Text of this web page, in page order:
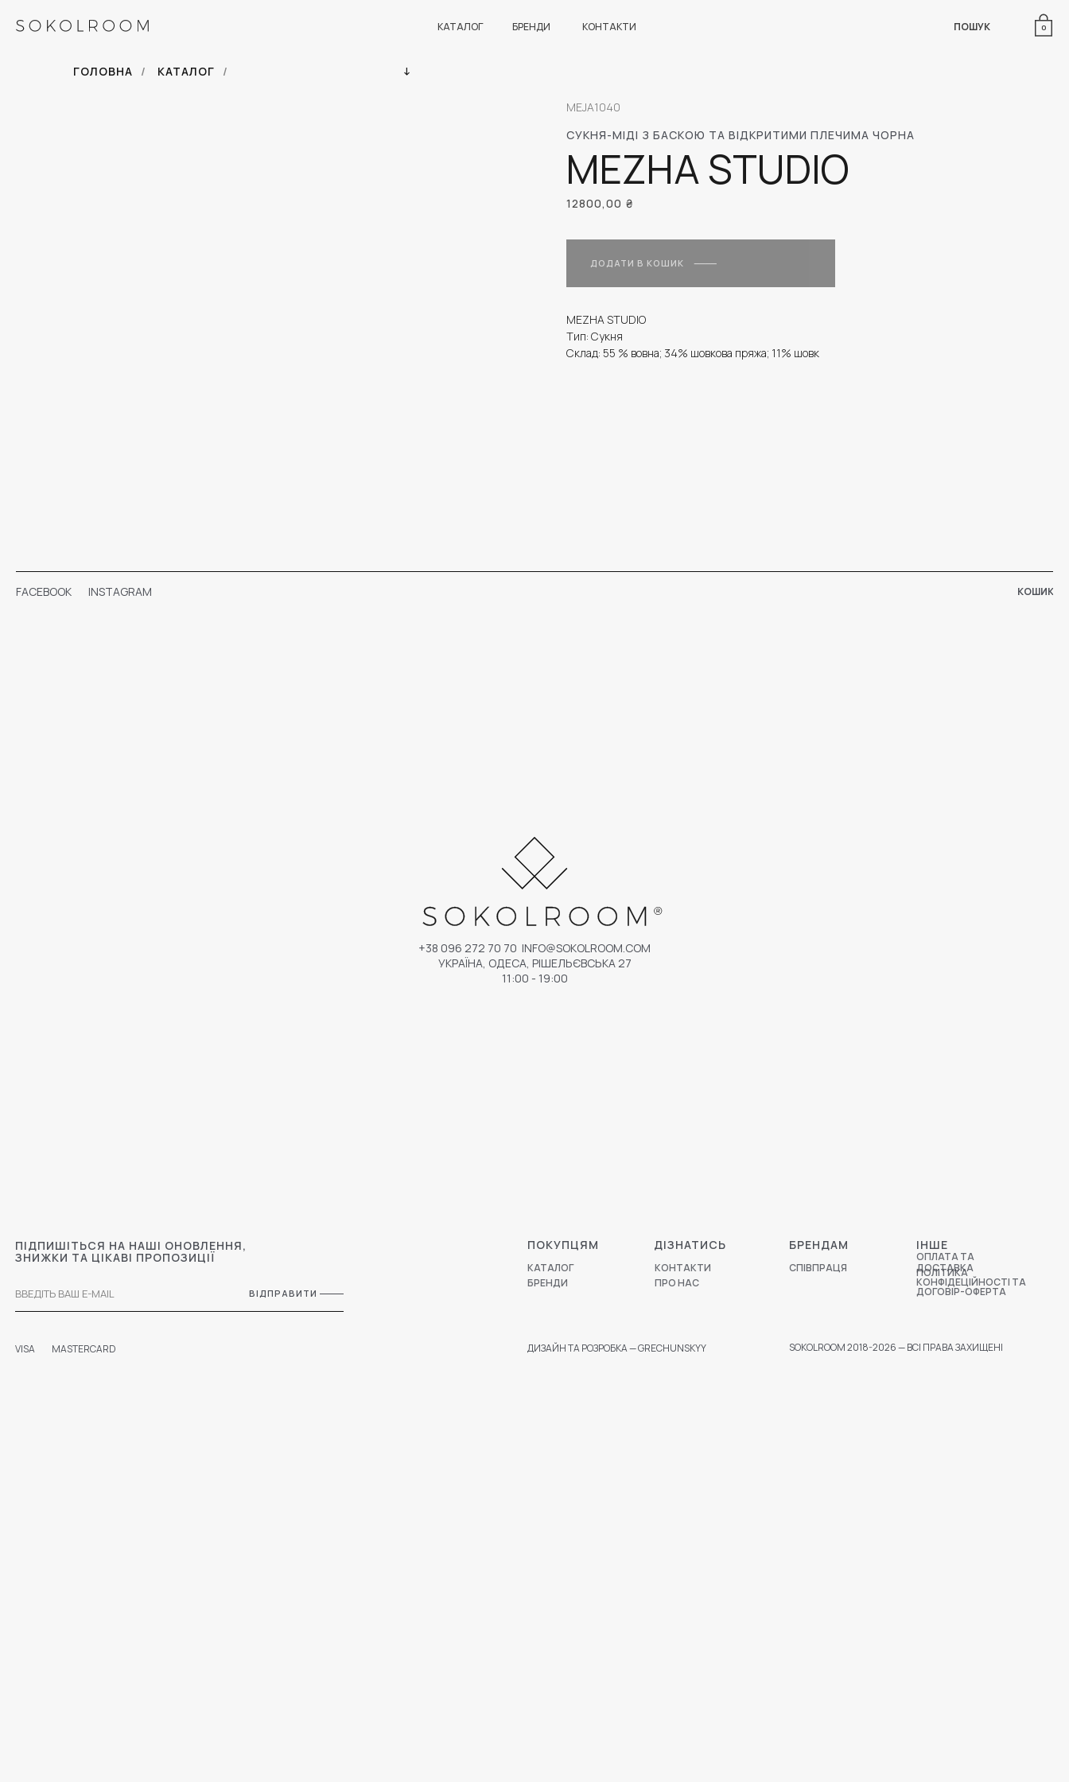
КАТАЛОГ БРЕНДИ КОНТАКТИ ПОШУК 0
ГОЛОВНА / КАТАЛОГ /
СУКНЯ-МІДІ З БАСКОЮ ТА ВІДКРИТИМИ ПЛЕЧИМА ЧОРНА
MEZHA STUDIO
MEJA1040
12800,00 ₴
ДОДАТИ В КОШИК
MEZHA STUDIO
Тип: Сукня
Склад: 55 % вовна; 34% шовкова пряжа; 11% шовк
FACEBOOK КОШИК
ВІДПРАВИТИ
ПІДПИШІТЬСЯ НА НАШІ ОНОВЛЕННЯ,
ЗНИЖКИ ТА ЦІКАВІ ПРОПОЗИЦІЇ
СПІВПРАЦЯ
БРЕНДАМ
ПРО НАС
ДІЗНАТИСЬ
КОНТАКТИ
ОПЛАТА ТА
ДОСТАВКА
ПОЛІТИКА
КОНФІДЕЦІЙНОСТІ ТА
ДОГОВІР-ОФЕРТА
ІНШЕ
КАТАЛОГ
БРЕНДИ
ПОКУПЦЯМ
+38 096 272 70 70 INFO@SOKOLROOM.COM
УКРАЇНА, ОДЕСА, РІШЕЛЬЄВСЬКА 27
11:00 - 19:00
VISA SOKOLROOM 2018-2026 — ВСІ ПРАВА ЗАХИЩЕНІ
ДИЗАЙН ТА РОЗРОБКА — GRECHUNSKYY
INSTAGRAM
MASTERCARD